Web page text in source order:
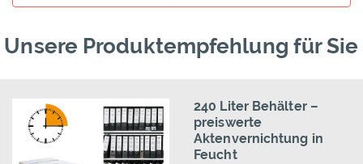
Unsere Produktempfehlung für Sie
240 Liter Behälter –
preiswerte
Aktenvernichtung in
Feucht